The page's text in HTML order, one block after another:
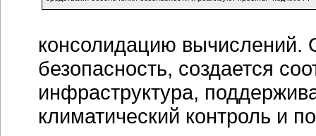
консолидацию вычислений.
безопасность, создается
инфраструктура,
климатический контроль и